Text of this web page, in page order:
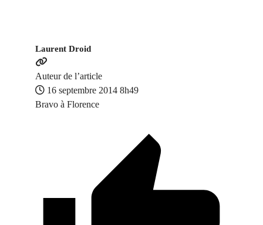
Laurent Droid
Auteur de l’article
16 septembre 2014 8h49
Bravo à Florence